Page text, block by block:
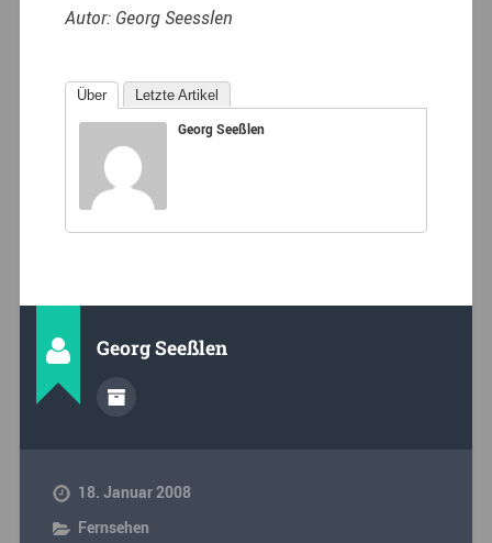
Autor: Georg Seesslen
Über Letzte Artikel
Georg Seeßlen
Georg Seeßlen
18. Januar 2008
Fernsehen